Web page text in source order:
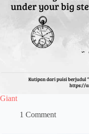
Giant
1 Comment